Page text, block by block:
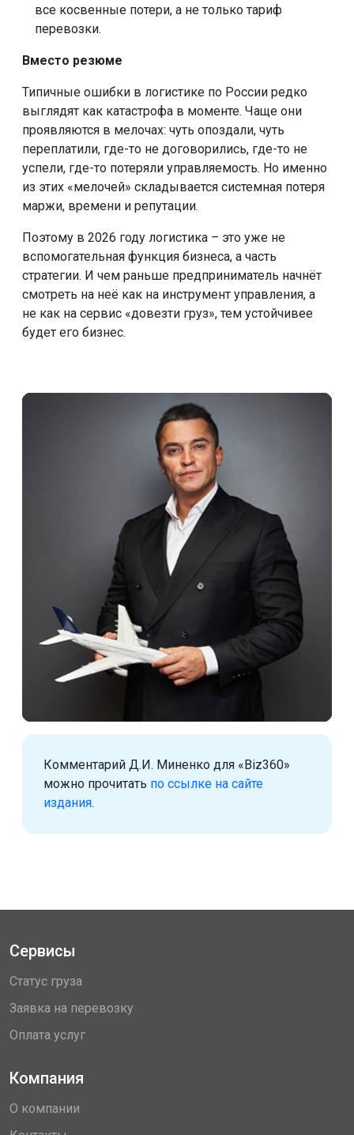
все косвенные потери, а не только тариф
перевозки.
Вместо резюме
Типичные ошибки в логистике по России редко
выглядят как катастрофа в моменте. Чаще они
проявляются в мелочах: чуть опоздали, чуть
переплатили, где-то не договорились, где-то не
успели, где-то потеряли управляемость. Но именно
из этих «мелочей» складывается системная потеря
маржи, времени и репутации.
Поэтому в 2026 году логистика – это уже не
вспомогательная функция бизнеса, а часть
стратегии. И чем раньше предприниматель начнёт
смотреть на неё как на инструмент управления, а
не как на сервис «довезти груз», тем устойчивее
будет его бизнес.
Комментарий Д.И. Миненко для «Biz360»
можно прочитать по ссылке на сайте
издания.
Сервисы
Статус груза
Заявка на перевозку
Оплата услуг
Компания
О компании